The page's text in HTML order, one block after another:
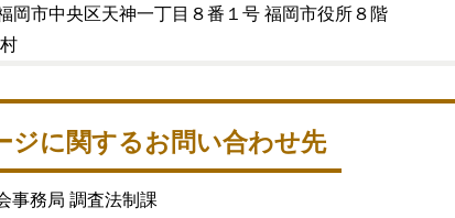
岡市中央区天神一丁目８番１号 福岡市役所８階
ジに関するお問い合わせ先
事務局 調査法制課